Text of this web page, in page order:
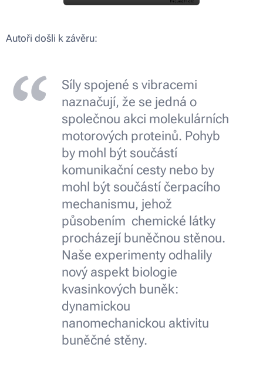
Autoři došli k závěru:
Síly spojené s vibracemi
naznačují, že se jedná o
společnou akci molekulárních
motorových proteinů. Pohyb
by mohl být součástí
komunikační cesty nebo by
mohl být součástí čerpacího
mechanismu, jehož
působením chemické látky
procházejí buněčnou stěnou.
Naše experimenty odhalily
nový aspekt biologie
kvasinkových buněk:
dynamickou
nanomechanickou aktivitu
buněčné stěny.